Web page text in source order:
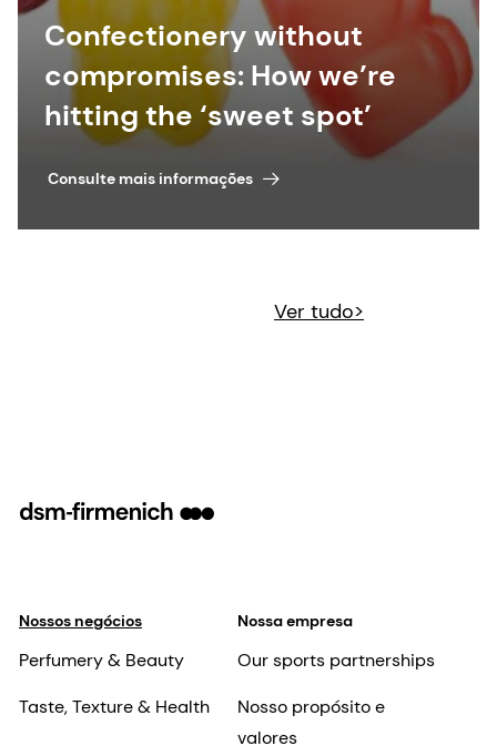
Confectionery without
compromises: How we’re
hitting the ‘sweet spot’
Consulte mais informações
Ver tudo>
Nossos negócios
Perfumery & Beauty
Taste, Texture & Health
Nossa empresa
Our sports partnerships
Nosso propósito e
valores